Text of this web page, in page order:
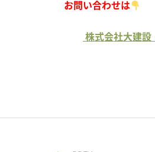
お問い合わせは
株式会社大建設